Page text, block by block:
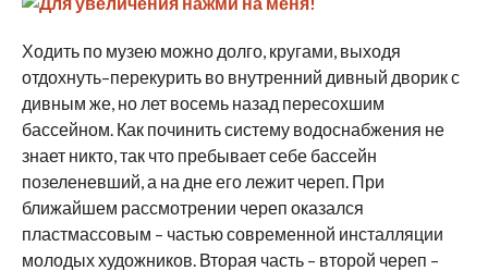
Ходить по музею можно долго, кругами, выходя
отдохнуть–перекурить во внутренний дивный дворик с
дивным же, но лет восемь назад пересохшим
бассейном. Как починить систему водоснабжения не
знает никто, так что пребывает себе бассейн
позеленевший, а на дне его лежит череп. При
ближайшем рассмотрении череп оказался
пластмассовым – частью современной инсталляции
молодых художников. Вторая часть – второй череп –